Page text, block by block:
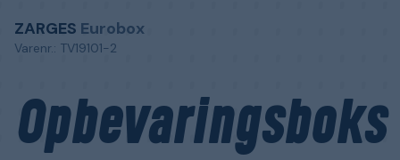
ZARGES Eurobox
Varenr.: TV19101-2
Opbevaringsboks